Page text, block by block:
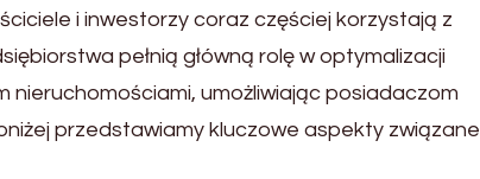
i inwestorzy coraz częściej korzystają z
pełnią główną rolę w optymalizacji
umożliwiając posiadaczom
przedstawiamy kluczowe aspekty związane